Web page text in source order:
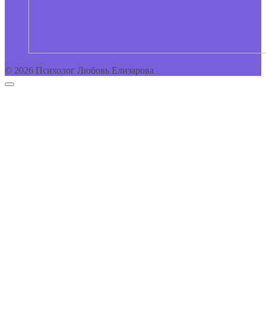
© 2026 Психолог Любовь Елизарова